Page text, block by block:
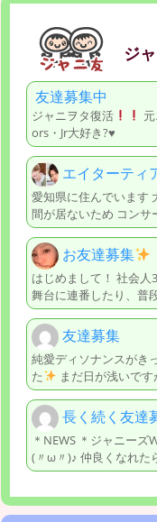
ジ
友達募集中
ジャニヲタ復活
ors・Jr大好き?♥
エイターティ
愛知県に住んでいます
間が居ないため コンサ
お友達募集
はじめまして！ 社会人
舞台に連番したり、普
友達募集
純愛ディソナンスがき
た
まだ日が浅いで
長く続く友達
＊NEWS ＊ジャニーズ
(〃ω〃)♪ 仲良くなれた